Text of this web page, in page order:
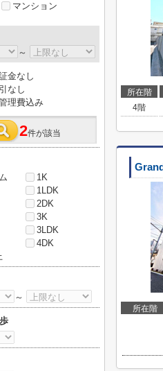
所在階
4階
所在階
マンション
～
金なし
なし
理費込み
2件が該当
1K
1LDK
2DK
3K
3LDK
4DK
～